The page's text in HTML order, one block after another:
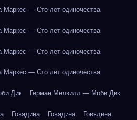
Маркес — Сто лет одиночества
Маркес — Сто лет одиночества
Маркес — Сто лет одиночества
Маркес — Сто лет одиночества
Дик Герман Мелвилл — Моби Дик
Говядина Говядина Говядина